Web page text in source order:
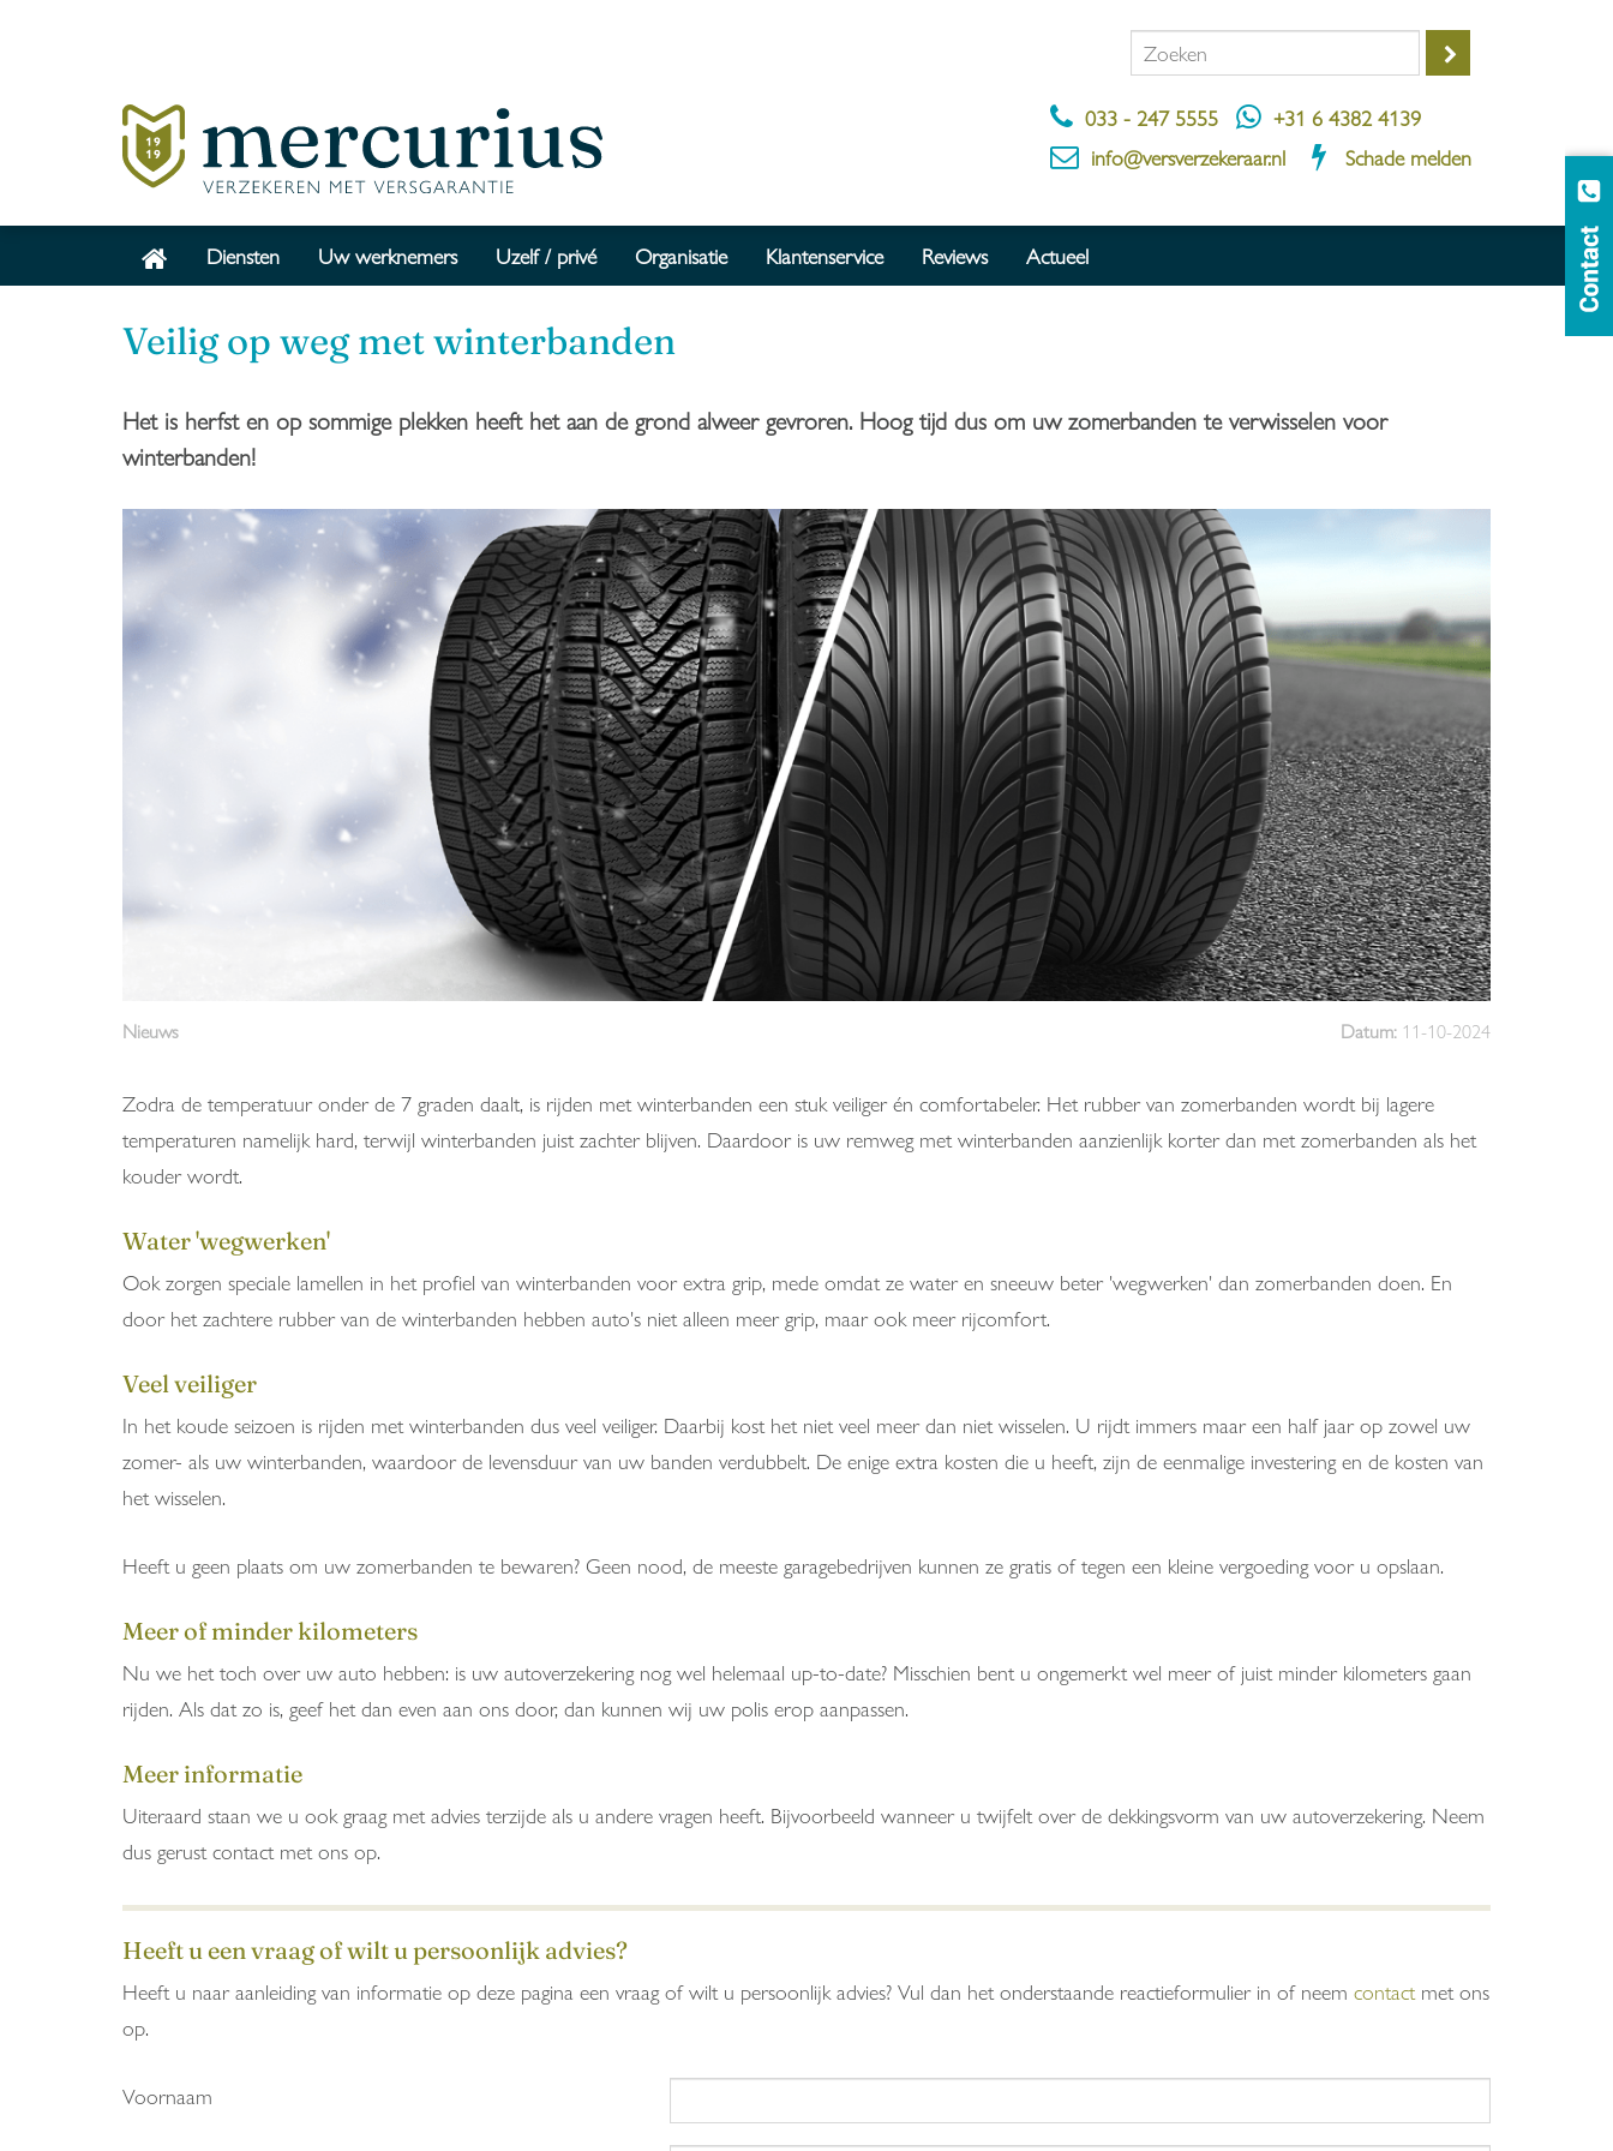
033 - 247 5555
+31 6 4382 4139
info@versverzekeraar.nl
Schade melden
Diensten Uw werknemers Uzelf / privé Organisatie Klantenservice Reviews Actueel
Veilig op weg met winterbanden
Het is herfst en op sommige plekken heeft het aan de grond alweer gevroren. Hoog tijd dus om uw zomerbanden te verwisselen voor
winterbanden!
Nieuws Datum: 11-10-2024
Zodra de temperatuur onder de 7 graden daalt, is rijden met winterbanden een stuk veiliger én comfortabeler. Het rubber van zomerbanden wordt bij lagere
temperaturen namelijk hard, terwijl winterbanden juist zachter blijven. Daardoor is uw remweg met winterbanden aanzienlijk korter dan met zomerbanden als het
kouder wordt.
Water 'wegwerken'
Ook zorgen speciale lamellen in het profiel van winterbanden voor extra grip, mede omdat ze water en sneeuw beter 'wegwerken' dan zomerbanden doen. En
door het zachtere rubber van de winterbanden hebben auto's niet alleen meer grip, maar ook meer rijcomfort.
Veel veiliger
In het koude seizoen is rijden met winterbanden dus veel veiliger. Daarbij kost het niet veel meer dan niet wisselen. U rijdt immers maar een half jaar op zowel uw
zomer- als uw winterbanden, waardoor de levensduur van uw banden verdubbelt. De enige extra kosten die u heeft, zijn de eenmalige investering en de kosten van
het wisselen.
Heeft u geen plaats om uw zomerbanden te bewaren? Geen nood, de meeste garagebedrijven kunnen ze gratis of tegen een kleine vergoeding voor u opslaan.
Meer of minder kilometers
Nu we het toch over uw auto hebben: is uw autoverzekering nog wel helemaal up-to-date? Misschien bent u ongemerkt wel meer of juist minder kilometers gaan
rijden. Als dat zo is, geef het dan even aan ons door, dan kunnen wij uw polis erop aanpassen.
Meer informatie
Uiteraard staan we u ook graag met advies terzijde als u andere vragen heeft. Bijvoorbeeld wanneer u twijfelt over de dekkingsvorm van uw autoverzekering. Neem
dus gerust contact met ons op.
Heeft u een vraag of wilt u persoonlijk advies?
Heeft u naar aanleiding van informatie op deze pagina een vraag of wilt u persoonlijk advies? Vul dan het onderstaande reactieformulier in of neem contact met ons
op.
Voornaam